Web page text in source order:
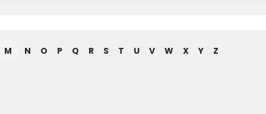
M N O P Q R S T U V W X Y Z